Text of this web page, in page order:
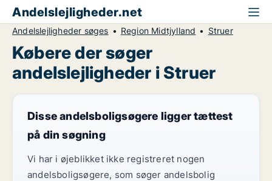
Andelslejligheder.net
Andelslejligheder søges Region Midtjylland Struer
Købere der søger
andelslejligheder i Struer
Disse andelsboligsøgere ligger tættest
på din søgning
Vi har i øjeblikket ikke registreret nogen
andelsboligsøgere, som søger andelsbolig